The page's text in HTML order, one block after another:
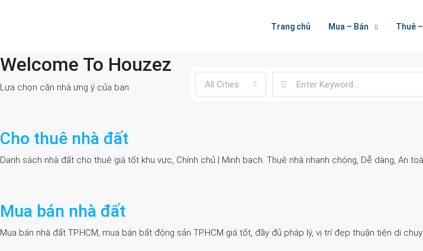
Trang chủ Mua – Bán Thuê
Welcome
All Cities
Welcome To Houzez
Lựa chọn căn nhà ưng ý của bạn
Cho thuê nhà đất
Danh sách nhà đất cho thuê giá tốt khu vực, Chính chủ | Minh bạch. Thuê nhà nhanh chóng, Dễ dàng, An
Mua bán nhà đất
Mua bán nhà đất TP.HCM, mua bán bất động sản TP.HCM giá tốt, đầy đủ pháp lý, vị trí đẹp thuận tiện di